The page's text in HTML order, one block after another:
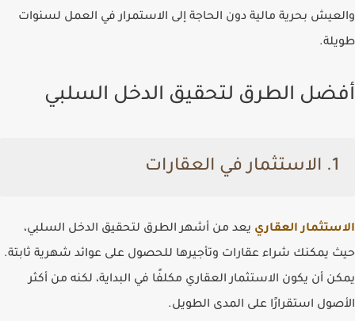
والعيش بحرية مالية دون الحاجة إلى الاستمرار في العمل لسنوات
طويلة.
أفضل الطرق لتحقيق الدخل السلبي
1. الاستثمار في العقارات
الاستثمار العقاري يعد من أشهر الطرق لتحقيق الدخل السلبي،
حيث يمكنك شراء عقارات وتأجيرها للحصول على عوائد شهرية ثابتة.
يمكن أن يكون الاستثمار العقاري مكلفًا في البداية، لكنه من أكثر
الأصول استقرارًا على المدى الطويل.